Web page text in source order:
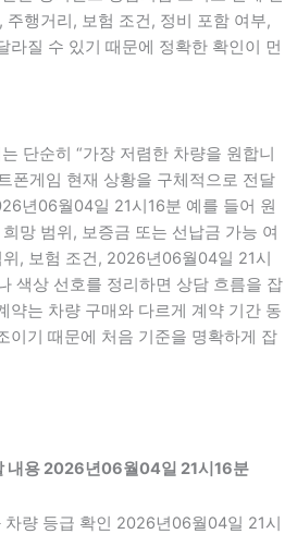
행거리, 보험 조건, 정비 포함 여부,
라질 수 있기 때문에 정확한 확인이 먼
단순히 “가장 저렴한 차량을 원합니
폰게임 현재 상황을 구체적으로 전달
년06월04일 21시16분 예를 들어 원
망 범위, 보증금 또는 선납금 가능 여
, 보험 조건, 2026년06월04일 21시
색상 선호를 정리하면 상담 흐름을 잡
약는 차량 구매와 다르게 계약 기간 동
이기 때문에 처음 기준을 명확하게 잡
내용 2026년06월04일 21시16분
차량 등급 확인 2026년06월04일 21시